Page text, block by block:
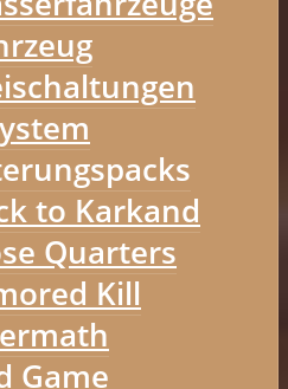
to Karkand
Quarters
Kill
Game